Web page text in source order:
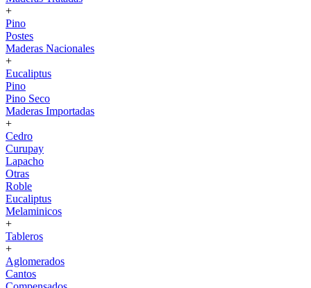
+
Pino
Postes
Maderas Nacionales
+
Eucaliptus
Pino
Pino Seco
Maderas Importadas
+
Cedro
Curupay
Lapacho
Otras
Roble
Eucaliptus
Melaminicos
+
Tableros
+
Aglomerados
Cantos